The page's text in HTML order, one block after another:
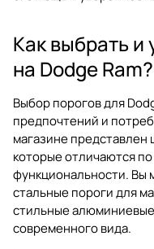
Как выбрать и
на Dodge Ram?
Выбор порогов для
предпочтений и
магазине представлен
которые отличаются
функциональности. Вы
стальные пороги для
стильные
современного вида.